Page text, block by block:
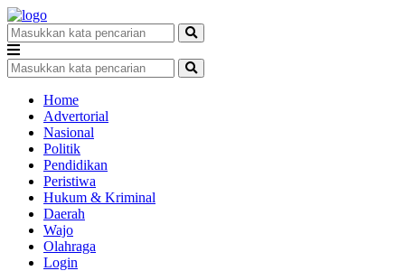
Home
Advertorial
Nasional
Politik
Pendidikan
Peristiwa
Hukum & Kriminal
Daerah
Wajo
Olahraga
Login